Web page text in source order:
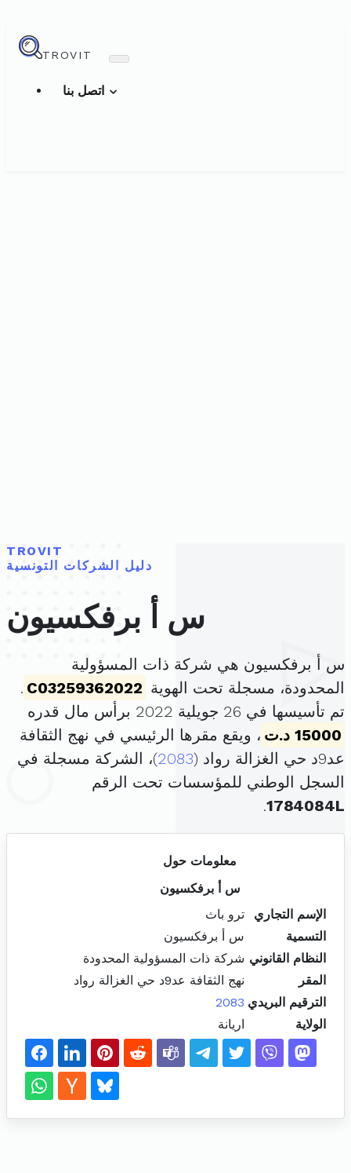
TROVIT
TROVIT
دليل الشركات التونسية
س أ برفكسيون
س أ برفكسيون هي شركة ذات المسؤولية
المحدودة، مسجلة تحت الهوية C03259362022
.
تم تأسيسها في 26 جويلية 2022 برأس مال قدره
15000 د.ت
، ويقع مقرها الرئيسي في نهج الثقافة
عد9د حي الغزالة رواد (
2083)، الشركة مسجلة في
السجل الوطني للمؤسسات تحت الرقم
1784084L
.
معلومات حول
س أ برفكسيون
الإسم التجاري
ترو باث
التسمية
س أ برفكسيون
النظام القانوني شركة ذات المسؤولية المحدودة
المقر
نهج الثقافة عد9د حي الغزالة رواد
الترقيم البريدي 2083
الولاية
اريانة